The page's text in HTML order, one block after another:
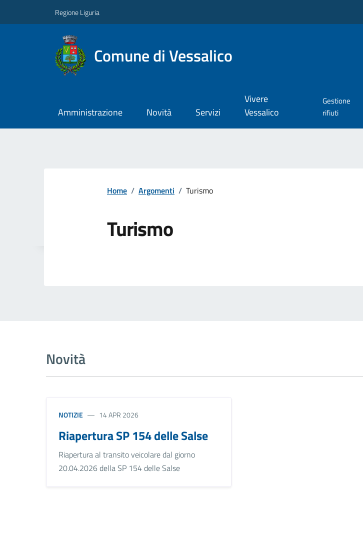
Regione Liguria
Comune di Vessalico
Amministrazione Novità Servizi
Vivere
Vessalico
Gestione
rifiuti
Home / Argomenti / Turismo
Turismo
Novità
NOTIZIE 14 APR 2026
Riapertura SP 154 delle Salse
Riapertura al transito veicolare dal giorno
20.04.2026 della SP 154 delle Salse